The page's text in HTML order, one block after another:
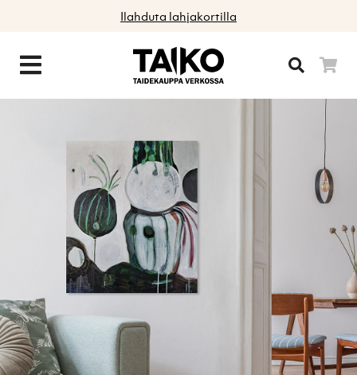
Ilahduta lahjakortilla